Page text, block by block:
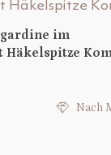
im
Nach